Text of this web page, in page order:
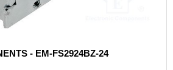
- EM-FS2924BZ-24